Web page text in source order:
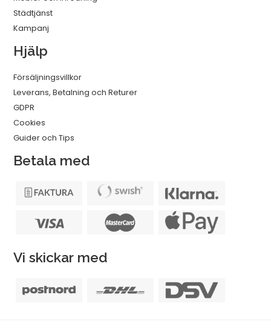
Städtjänst
Kampanj
Hjälp
Försäljningsvillkor
Leverans, Betalning och Returer
GDPR
Cookies
Guider och Tips
Betala med
Vi skickar med